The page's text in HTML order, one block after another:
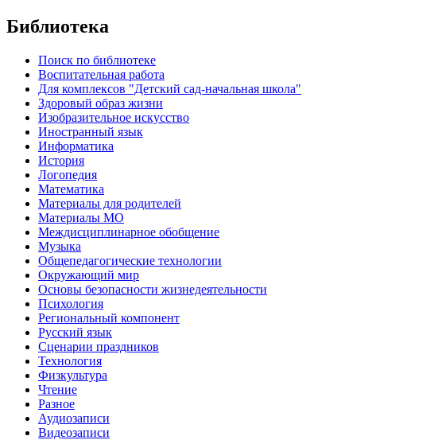
Библиотека
Поиск по библиотеке
Воспитательная работа
Для комплексов "Детский сад-начальная школа"
Здоровый образ жизни
Изобразительное искусство
Иностранный язык
Информатика
История
Логопедия
Математика
Материалы для родителей
Материалы МО
Междисциплинарное обобщение
Музыка
Общепедагогические технологии
Окружающий мир
Основы безопасности жизнедеятельности
Психология
Региональный компонент
Русский язык
Сценарии праздников
Технология
Физкультура
Чтение
Разное
Аудиозаписи
Видеозаписи